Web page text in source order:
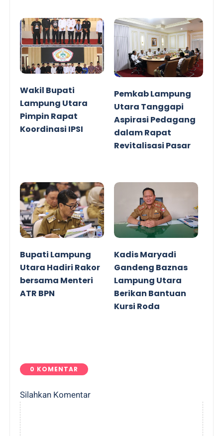
Wakil Bupati
Lampung Utara
Pimpin Rapat
Koordinasi IPSI
Pemkab Lampung
Utara Tanggapi
Aspirasi Pedagang
dalam Rapat
Revitalisasi Pasar
Bupati Lampung
Utara Hadiri Rakor
bersama Menteri
ATR BPN
Kadis Maryadi
Gandeng Baznas
Lampung Utara
Berikan Bantuan
Kursi Roda
0 KOMENTAR
Silahkan Komentar